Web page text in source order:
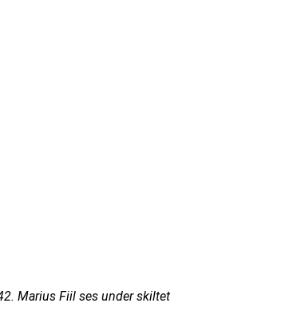
Marius Fiil ses under skiltet